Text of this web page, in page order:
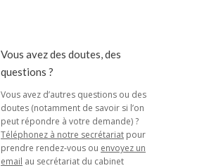
Vous avez des doutes, des
questions ?
Vous avez d’autres questions ou des
doutes (notamment de savoir si l’on
peut répondre à votre demande) ?
Téléphonez à notre secrétariat pour
prendre rendez-vous ou envoyez un
email au secrétariat du cabinet